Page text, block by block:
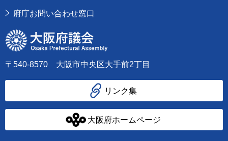
府庁お問い合わせ窓口
大阪府議会
〒540-8570 大阪市中央区大手前2丁目
リンク集
大阪府ホームページ